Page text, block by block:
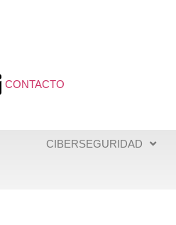
CONTACTO
CIBERSEGURIDAD